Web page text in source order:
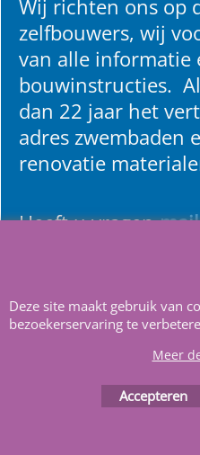
Wij richten ons op
zelfbouwers, wij
van alle informatie
bouwinstructies.
dan 22 jaar het
adres zwembaden
renovatie
Heeft u vragenm
Deze site maakt gebruik van
bezoekerservaring te
Meer
Accepteren